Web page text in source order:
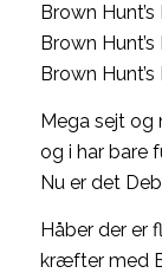
Brown
Brown
Brown
Mega sejt og
og i har bare
Nu er det
Håber der er
kræfter med